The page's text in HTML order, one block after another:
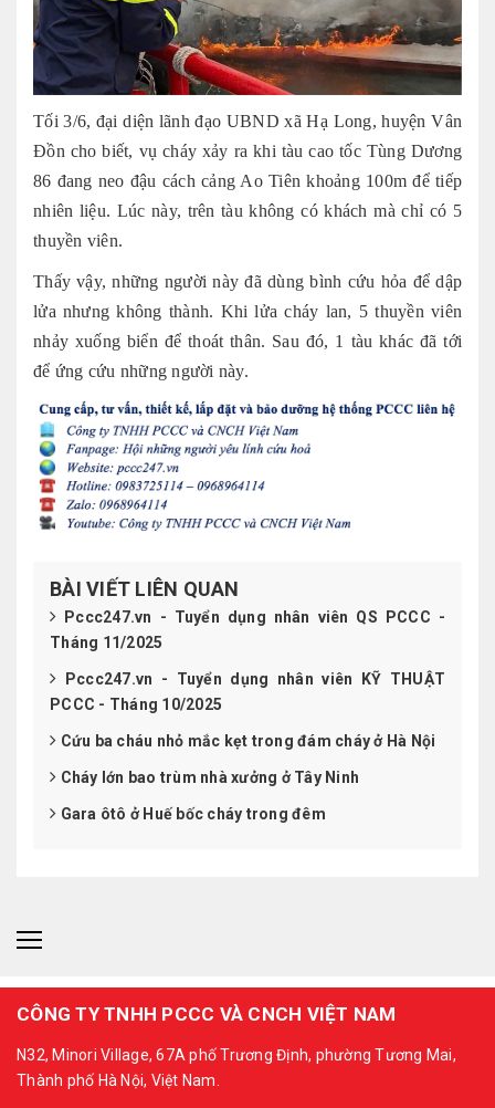
Tối 3/6, đại diện lãnh đạo UBND xã Hạ Long, huyện Vân
Đồn cho biết, vụ cháy xảy ra khi tàu cao tốc Tùng Dương
86 đang neo đậu cách cảng Ao Tiên khoảng 100m để tiếp
nhiên liệu. Lúc này, trên tàu không có khách mà chỉ có 5
thuyền viên.
Thấy vậy, những người này đã dùng bình cứu hỏa để dập
lửa nhưng không thành. Khi lửa cháy lan, 5 thuyền viên
nhảy xuống biển để thoát thân. Sau đó, 1 tàu khác đã tới
để ứng cứu những người này.
BÀI VIẾT LIÊN QUAN
Pccc247.vn - Tuyển dụng nhân viên QS PCCC -
Tháng 11/2025
Pccc247.vn - Tuyển dụng nhân viên KỸ THUẬT
PCCC - Tháng 10/2025
Cứu ba cháu nhỏ mắc kẹt trong đám cháy ở Hà Nội
Cháy lớn bao trùm nhà xưởng ở Tây Ninh
Gara ôtô ở Huế bốc cháy trong đêm
CÔNG TY TNHH PCCC VÀ CNCH VIỆT NAM
N32, Minori Village, 67A phố Trương Định, phường Tương Mai,
Thành phố Hà Nội, Việt Nam.